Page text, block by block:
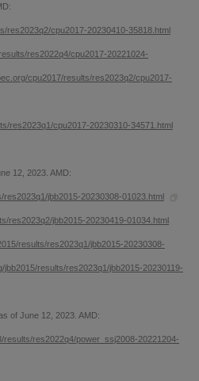
res2023q2/cpu2017-20230410-35818.html
res2022q4/cpu2017-20221024-
cpu2017/results/res2023q2/cpu2017-
res2023q1/cpu2017-20230310-34571.html
12, 2023. AMD:
jbb2015-20230308-01023.html
res2023q2/jbb2015-20230419-01034.html
results/res2023q1/jbb2015-20230308-
jbb2015/results/res2023q1/jbb2015-20230119-
of June 12, 2023. AMD:
res2022q4/power_ssj2008-20221204-